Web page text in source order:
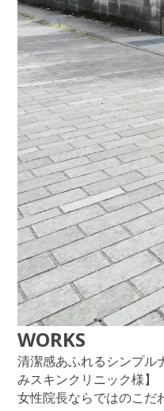
WORKS
清潔感あふれるシンプル
みスキンクリニック様】
女性院長ならではのこだ